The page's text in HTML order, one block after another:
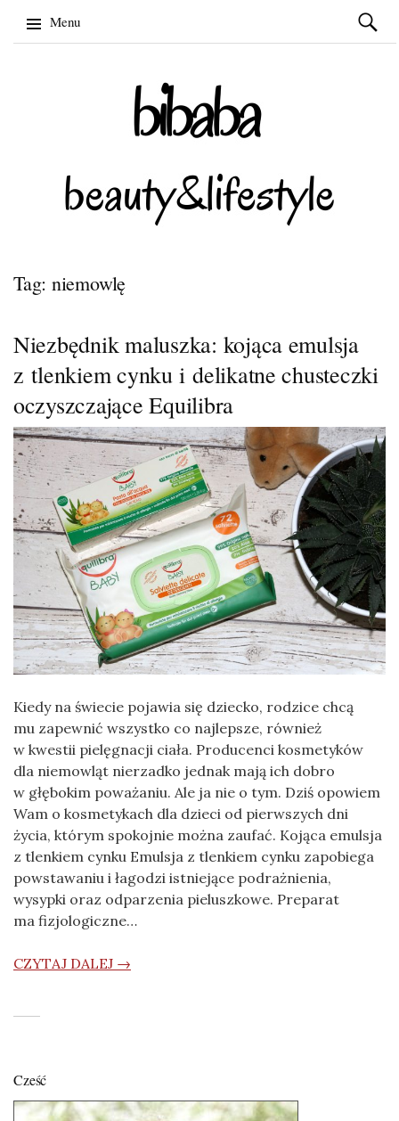
Menu
Szukaj:
Tag: niemowlę
Niezbędnik maluszka: kojąca emulsja
z tlenkiem cynku i delikatne chusteczki
oczyszczające Equilibra
Kiedy na świecie pojawia się dziecko, rodzice chcą
mu zapewnić wszystko co najlepsze, również
w kwestii pielęgnacji ciała. Producenci kosmetyków
dla niemowląt nierzadko jednak mają ich dobro
w głębokim poważaniu. Ale ja nie o tym. Dziś opowiem
Wam o kosmetykach dla dzieci od pierwszych dni
życia, którym spokojnie można zaufać. Kojąca emulsja
z tlenkiem cynku Emulsja z tlenkiem cynku zapobiega
powstawaniu i łagodzi istniejące podrażnienia,
wysypki oraz odparzenia pieluszkowe. Preparat
ma fizjologiczne…
CZYTAJ DALEJ →
Cześć